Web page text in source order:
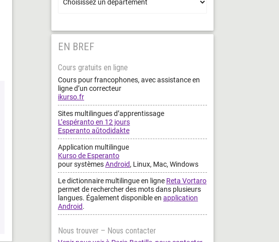
EN BREF
Cours gratuits en ligne
Cours pour francophones, avec assistance en
ligne d’un correcteur
ikurso.fr
Sites multilingues d’apprentissage
L’espéranto en 12 jours
Esperanto aŭtodidakte
Application multilingue
Kurso de Esperanto
pour systèmesAndroid, Linux, Mac, Windows
Le dictionnaire multilingue en ligne Reta Vortaro
permet de rechercher des mots dans plusieurs
langues. Également disponible enapplication
Android.
Nous trouver – Nous contacter